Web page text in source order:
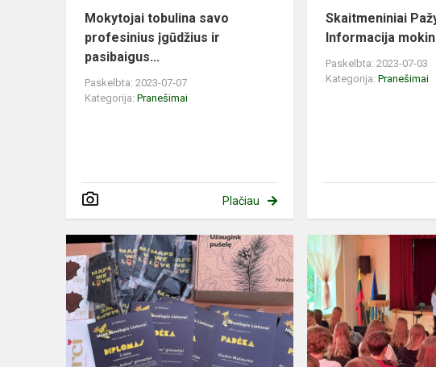
Mokytojai tobulina savo
profesinius įgūdžius ir
pasibaigus...
Paskelbta: 2023-07-07
Kategorija: Pranešimai
Plačiau
Skaitmeniniai
Informacija
Paskelbta: 2023-07-03
Kategorija:Pranešimai